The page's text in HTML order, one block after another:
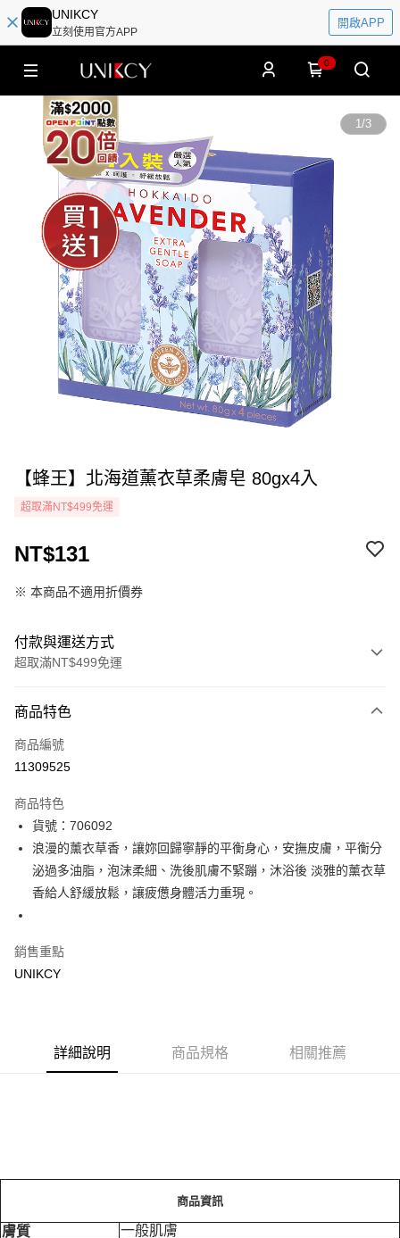
UNIKCY
立刻使用官方APP
開啟APP
0
1/3
【蜂王】北海道薰衣草柔膚皂 80gx4入
超取滿NT$499免運
NT$131
※ 本商品不適用折價券
付款與運送方式
超取滿NT$499免運
icash Pay
信用卡一次付款
LINE Pay
Apple Pay
街口支付
悠遊付
Google Pay
每筆NT$70，滿NT$499(含以上)免運費
商品特色
商品編號
11309525
商品特色
貨號：706092
浪漫的薰衣草香，讓妳回歸寧靜的平衡身心，安撫皮膚，平衡分
泌過多油脂，泡沫柔細、洗後肌膚不緊蹦，沐浴後 淡雅的薰衣草
香給人舒緩放鬆，讓疲憊身體活力重現。
銷售重點
UNIKCY
詳細說明 商品規格 相關推薦
商品資訊
膚質
一般肌膚